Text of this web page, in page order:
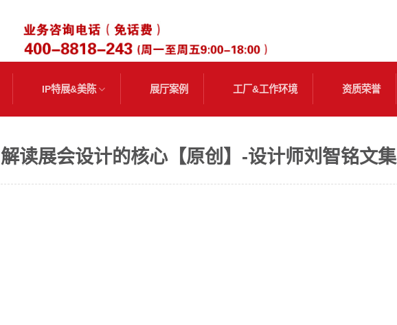
IP特展&美陈 展厅案例 工厂&工作环境 资质荣誉
解读展会设计的核心【原创】-设计师刘智铭文集